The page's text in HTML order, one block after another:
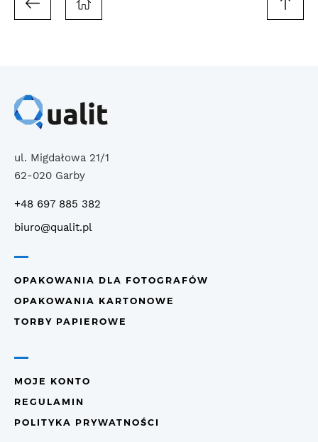
ul. Migdałowa 21/1
62-020 Garby
+48 697 885 382
biuro@qualit.pl
OPAKOWANIA DLA FOTOGRAFÓW
OPAKOWANIA KARTONOWE
TORBY PAPIEROWE
MOJE KONTO
REGULAMIN
POLITYKA PRYWATNOŚCI